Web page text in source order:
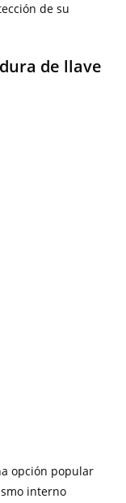
de su
de llave
opción popular
interno